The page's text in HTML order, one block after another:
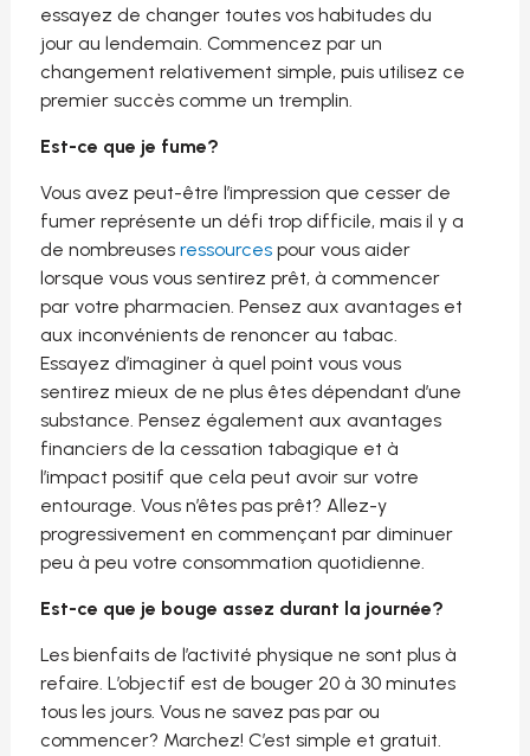
essayez de changer toutes vos habitudes du
jour au lendemain. Commencez par un
changement relativement simple, puis utilisez ce
premier succès comme un tremplin.
Est-ce que je fume?
Vous avez peut-être l’impression que cesser de
fumer représente un défi trop difficile, mais il y a
de nombreuses ressourcespour vous aider
lorsque vous vous sentirez prêt, à commencer
par votre pharmacien. Pensez aux avantages et
aux inconvénients de renoncer au tabac.
Essayez d’imaginer à quel point vous vous
sentirez mieux de ne plus êtes dépendant d’une
substance. Pensez également aux avantages
financiers de la cessation tabagique et à
l’impact positif que cela peut avoir sur votre
entourage. Vous n’êtes pas prêt? Allez-y
progressivement en commençant par diminuer
peu à peu votre consommation quotidienne.
Est-ce que je bouge assez durant la journée?
Les bienfaits de l’activité physique ne sont plus à
refaire. L’objectif est de bouger 20 à 30 minutes
tous les jours. Vous ne savez pas par ou
commencer? Marchez! C’est simple et gratuit.